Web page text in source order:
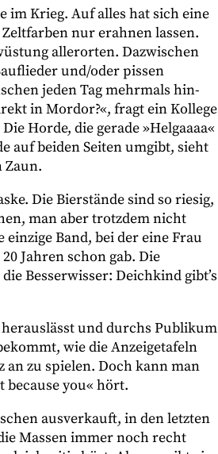
im Krieg. Auf alles hat sich eine
nur erahnen lassen.
allerorten. Dazwischen
und/oder pissen
jeden Tag mehrmals hin-
in Mordor?«, fragt ein Kollege
Horde, die gerade »Helgaaaa«
auf beiden Seiten umgibt, sieht
Zaun.
Die Bierstände sind so riesig,
man aber trotzdem nicht
Band, bei der eine Frau
Jahren schon gab. Die
Besserwisser: Deichkind gibt’s
und durchs Publikum
wie die Anzeigetafeln
an zu spielen. Doch kann man
you« hört.
ausverkauft, in den letzten
Massen immer noch recht